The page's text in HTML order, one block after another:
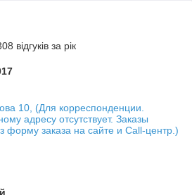
відгуків за рік
10, (Для корреспонденции.
адресу отсутствует. Заказы
форму заказа на сайте и Call-центр.)